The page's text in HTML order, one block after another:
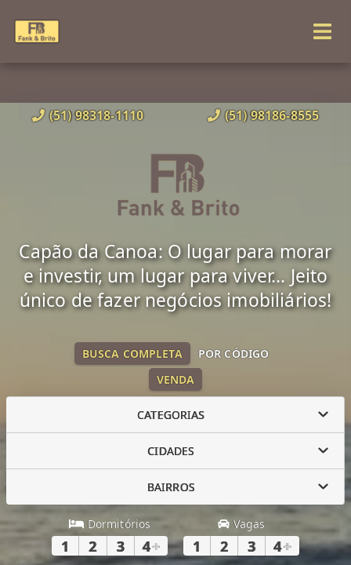
(51) 98318-1110 (51) 98186-8555
Capão da Canoa: O lugar para morar
e investir, um lugar para viver... Jeito
único de fazer negócios imobiliários!
VENDA
BUSCA COMPLETA POR CÓDIGO
CATEGORIAS
CIDADES
BAIRROS
Dormitórios
1 2 3 4+
Vagas
1 2 3 4+